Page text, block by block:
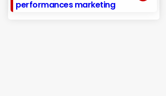
performances marketing